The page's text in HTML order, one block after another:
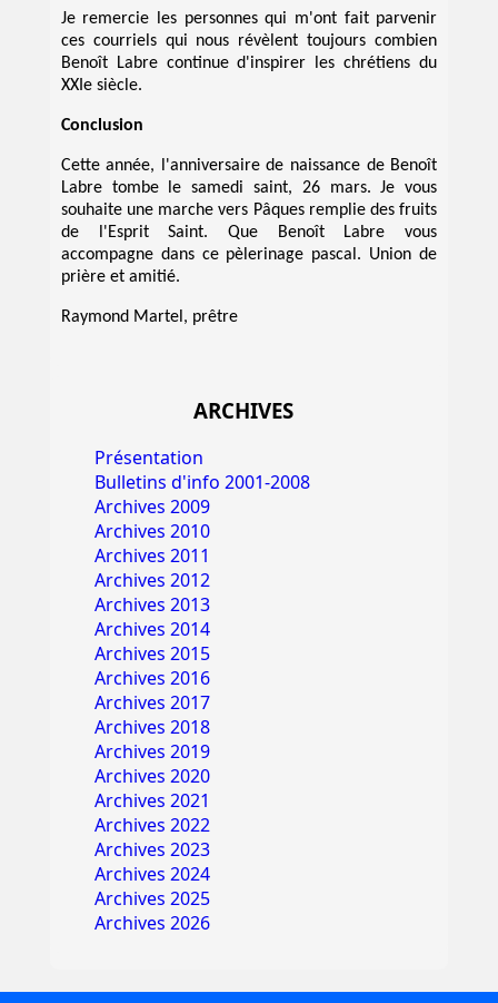
Je remercie les personnes qui m'ont fait parvenir
ces courriels qui nous révèlent toujours combien
Benoît Labre continue d'inspirer les chrétiens du
XXIe siècle.
Conclusion
Cette année, l'anniversaire de naissance de Benoît
Labre tombe le samedi saint, 26 mars. Je vous
souhaite une marche vers Pâques remplie des fruits
de l'Esprit Saint. Que Benoît Labre vous
accompagne dans ce pèlerinage pascal. Union de
prière et amitié.
Raymond Martel, prêtre
ARCHIVES
Présentation
Bulletins d'info 2001-2008
Archives 2009
Archives 2010
Archives 2011
Archives 2012
Archives 2013
Archives 2014
Archives 2015
Archives 2016
Archives 2017
Archives 2018
Archives 2019
Archives 2020
Archives 2021
Archives 2022
Archives 2023
Archives 2024
Archives 2025
Archives 2026